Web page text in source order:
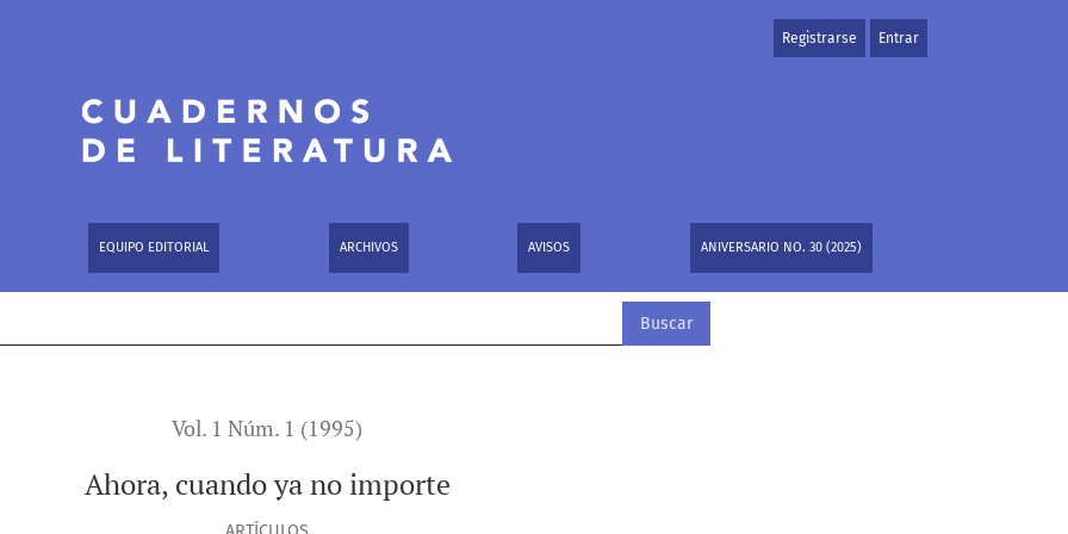
EQUIPO EDITORIAL ARCHIVOS AVISOS ANIVERSARIO NO. 30 (2025)
Registrarse Entrar
Buscar
Vol. 1 Núm. 1 (1995)
Ahora, cuando ya no importe